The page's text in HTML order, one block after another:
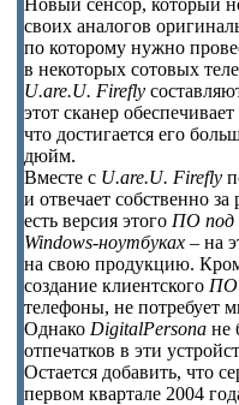
Новый сенсор, который
своих аналогов
по которому нужно
в некоторых сотовых
U.are.U. Firefly
этот сканер
что достигается его
дюйм.
Вместе с U.are.U. Firefly
и отвечает собственно
есть версия этого ПО под
Windows-ноутбуках – на
на свою продукцию.
создание клиентского ПО
телефоны, не потребует
Однако DigitalPersona не
отпечатков в эти
Остается добавить, что
первом квартале 2004